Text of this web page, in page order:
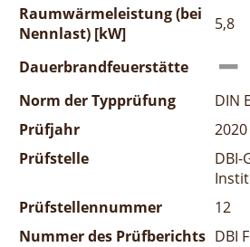
Raumwärmeleistung (bei
Nennlast) [kW]
5,8
Dauerbrandfeuerstätte
Norm der Typprüfung
DIN
Prüfjahr
2020
Prüfstelle
DBI-
Prüfstellennummer
12
Nummer des Prüfberichts DBI